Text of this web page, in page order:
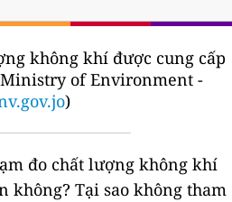
không khí được cung cấp
of Environment -
)
đo chất lượng không khí
không? Tại sao không tham